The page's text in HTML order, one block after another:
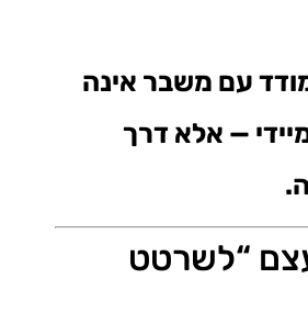
עם משבר אינה
— אלא דרך
“לשרטט